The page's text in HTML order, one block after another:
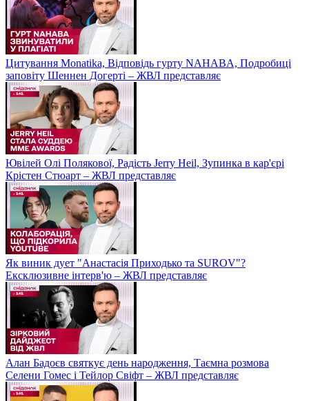
Цитування Monatikа, Відповідь гурту NAHABA, Подробиці
заповіту Шеннен Догерті – ЖВЛ представляє
Ювілей Олі Полякової, Радість Jerry Heil, Зупинка в кар'єрі
Крістен Стюарт – ЖВЛ представляє
Як виник дует "Анастасія Приходько та SUROV"?
Ексклюзивне інтерв'ю – ЖВЛ представляє
Алан Бадоєв святкує день народження, Таємна розмова
Селени Гомес і Тейлор Свіфт – ЖВЛ представляє